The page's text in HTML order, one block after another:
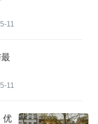
11
11
优